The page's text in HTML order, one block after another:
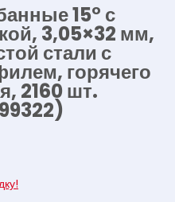
15° с
3,05×32 мм,
стали с
горячего
2160 шт.